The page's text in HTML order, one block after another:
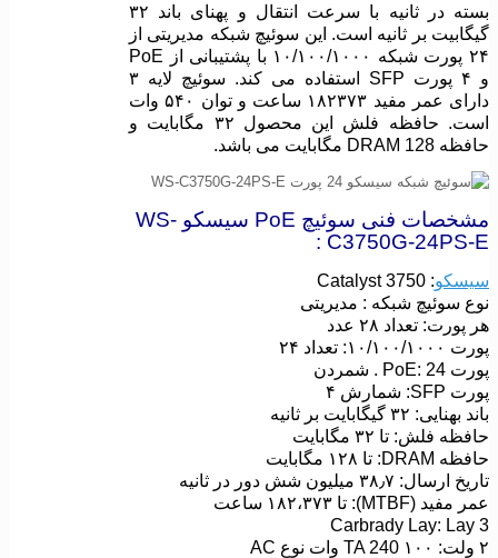
بسته در ثانیه با سرعت انتقال و پهنای باند ۳۲
گیگابیت بر ثانیه است. این سوئیچ شبکه مدیریتی از
۲۴ پورت شبکه ۱۰/۱۰۰/۱۰۰۰ با پشتیبانی از PoE
و ۴ پورت SFP استفاده می کند. سوئیچ لایه ۳
دارای عمر مفید ۱۸۲۳۷۳ ساعت و توان ۵۴۰ وات
است. حافظه فلش این محصول ۳۲ مگابایت و
حافظه DRAM 128 مگابایت می باشد.
مشخصات فنی سوئیچ PoE سیسکو WS-
C3750G-24PS-E :
سیسکو: Catalyst 3750
نوع سوئیچ شبکه : مدیریتی
هر پورت: تعداد ۲۸ عدد
پورت ۱۰/۱۰۰/۱۰۰۰: تعداد ۲۴
پورت PoE: 24 . شمردن
پورت SFP: شمارش ۴
باند بهنایی: ۳۲ گیگابایت بر ثانیه
حافظه فلش: تا ۳۲ مگابایت
حافظه DRAM: تا ۱۲۸ مگابایت
تاریخ ارسال: ۳۸٫۷ میلیون شش دور در ثانیه
عمر مفید (MTBF): تا ۱۸۲،۳۷۳ ساعت
Carbrady Lay: Lay 3
۲ ولت: ۱۰۰ TA 240 وات نوع AC